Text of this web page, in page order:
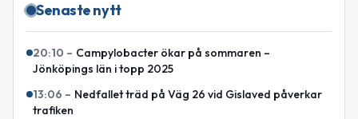
Senaste nytt
20:10 – Campylobacter ökar på sommaren –
Jönköpings län i topp 2025
13:06 – Nedfallet träd på Väg 26 vid Gislaved påverkar
trafiken